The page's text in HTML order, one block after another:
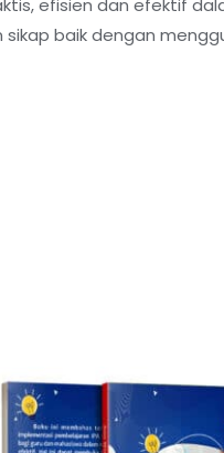
efisien dan efektif
baik dengan